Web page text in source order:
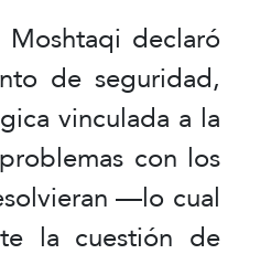
declaró
de seguridad,
vinculada a la
con los
—lo cual
la cuestión de